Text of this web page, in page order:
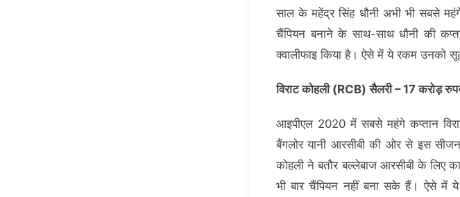
साल के महेंद्र सिंह धौनी अभी भी सबसे
चैंपियन बनाने के साथ-साथ धौनी की
क्वालीफाइ किया है। ऐसे में ये रकम उनको
विराट कोहली (RCB) सैलरी – 17 करोड़
आइपीएल 2020 में सबसे महंगे कप्तान
बैंगलोर यानी आरसीबी की ओर से इस
कोहली ने बतौर बल्लेबाज आरसीबी के
भी बार चैंपियन नहीं बना सके हैं। ऐसे में